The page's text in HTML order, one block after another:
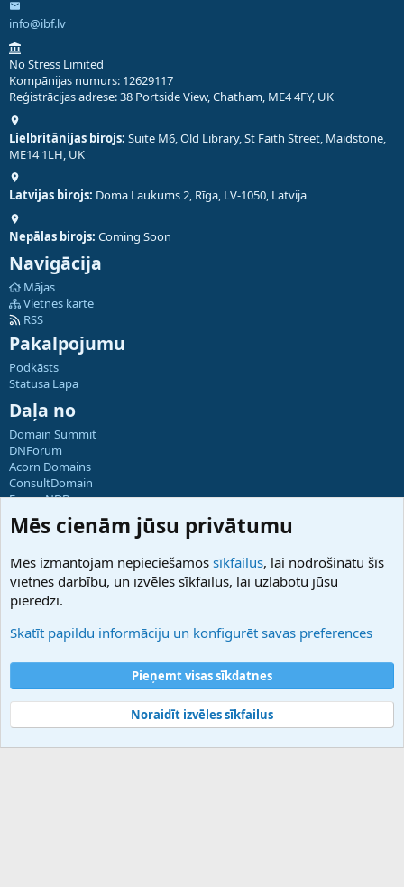
info@ibf.lv
No Stress Limited
Kompānijas numurs: 12629117
Reģistrācijas adrese: 38 Portside View, Chatham, ME4 4FY, UK
Lielbritānijas birojs: Suite M6, Old Library, St Faith Street, Maidstone,
ME14 1LH, UK
Latvijas birojs: Doma Laukums 2, Rīga, LV-1050, Latvija
Nepālas birojs: Coming Soon
Navigācija
Mājas
Vietnes karte
RSS
Pakalpojumu
Podkāsts
Statusa Lapa
Daļa no
Domain Summit
DNForum
Acorn Domains
ConsultDomain
ForumNDD
Domainforum.ro
27.be
Hostmaria
Atbalsts
Palīdzība
Noteikumi un nosacījumi
Privātuma politika
Community platform by XenForo® © 2010-2025 XenForo Ltd.
Mēs cienām jūsu privātumu
Mēs izmantojam nepieciešamos sīkfailus, lai nodrošinātu šīs
vietnes darbību, un izvēles sīkfailus, lai uzlabotu jūsu
pieredzi.
Skatīt papildu informāciju un konfigurēt savas preferences
Pieņemt visas sīkdatnes
Noraidīt izvēles sīkfailus